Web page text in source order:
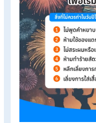
6 สิ่งไม่ควรทำ
ต้นวันปีใหม่ที่ดี
ในวันที่ 1 มกราคมของทุ
และสร้างพลังบวกให้ชี
หากทำในวันนี้ อาจดึงโ
ไปด้วยอุปสรรคและควา
ใหม่ เพื่อให้คุณเริ่มต้นปี